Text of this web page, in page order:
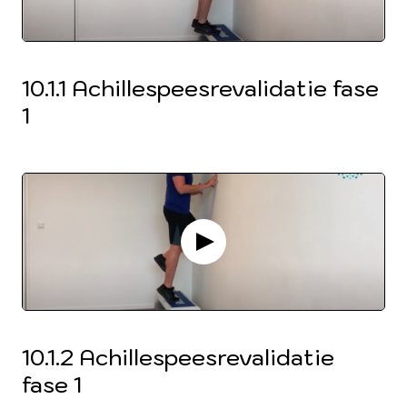
10.1.1 Achillespeesrevalidatie fase
1
10.1.2 Achillespeesrevalidatie
fase 1